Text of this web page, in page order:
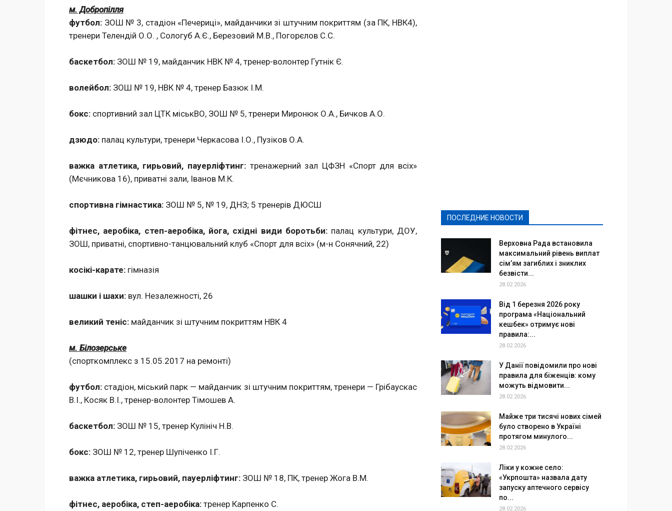
м. Добропілля
футбол: ЗОШ № 3, стадіон «Печериці», майданчики зі штучним покриттям (за ПК, НВК4),
тренери Телендій О.О. , Сологуб А.Є., Березовий М.В., Погорєлов С.С.
баскетбол: ЗОШ № 19, майданчик НВК № 4, тренер-волонтер Гутнік Є.
волейбол: ЗОШ № 19, НВК № 4, тренер Базюк І.М.
бокс: спортивний зал ЦТК міськВО, ЗОШ № 5, тренери Миронюк О.А., Бичков А.О.
дзюдо: палац культури, тренери Черкасова І.О., Пузіков О.А.
важка атлетика, гирьовий, пауерліфтинг: тренажерний зал ЦФЗН «Спорт для всіх»
(Мєчникова 16), приватні зали, Іванов М.К.
спортивна гімнастика: ЗОШ № 5, № 19, ДНЗ; 5 тренерів ДЮСШ
фітнес, аеробіка, степ-аеробіка, йога, східні види боротьби: палац культури, ДОУ,
ЗОШ, приватні, спортивно-танцювальний клуб «Спорт для всіх» (м-н Сонячний, 22)
косікі-карате: гімназія
шашки і шахи: вул. Незалежності, 26
великий теніс: майданчик зі штучним покриттям НВК 4
м. Білозерське
(спорткомплекс з 15.05.2017 на ремонті)
футбол: стадіон, міський парк — майданчик зі штучним покриттям, тренери — Грібаускас
В.І., Косяк В.І., тренер-волонтер Тімошев А.
баскетбол: ЗОШ № 15, тренер Кулініч Н.В.
бокс: ЗОШ № 12, тренер Шупіченко І.Г.
важка атлетика, гирьовий, пауерліфтинг: ЗОШ № 18, ПК, тренер Жога В.М.
фітнес, аеробіка, степ-аеробіка: тренер Карпенко С.
ПОСЛЕДНИЕ НОВОСТИ
Верховна Рада встановила
максимальний рівень виплат
сім’ям загиблих і зниклих
безвісти...
28.02.2026
Від 1 березня 2026 року
програма «Національний
кешбек» отримує нові
правила:...
28.02.2026
У Данії повідомили про нові
правила для біженців: кому
можуть відмовити...
28.02.2026
Майже три тисячі нових сімей
було створено в Україні
протягом минулого...
28.02.2026
Ліки у кожне село:
«Укрпошта» назвала дату
запуску аптечного сервісу
по...
28.02.2026